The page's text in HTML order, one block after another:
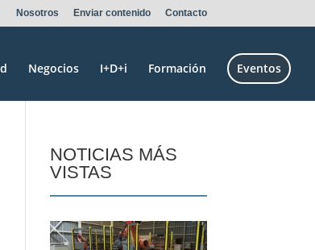
Nosotros Enviar contenido Contacto
Negocios I+D+i Formación Eventos
NOTICIAS MÁS
VISTAS